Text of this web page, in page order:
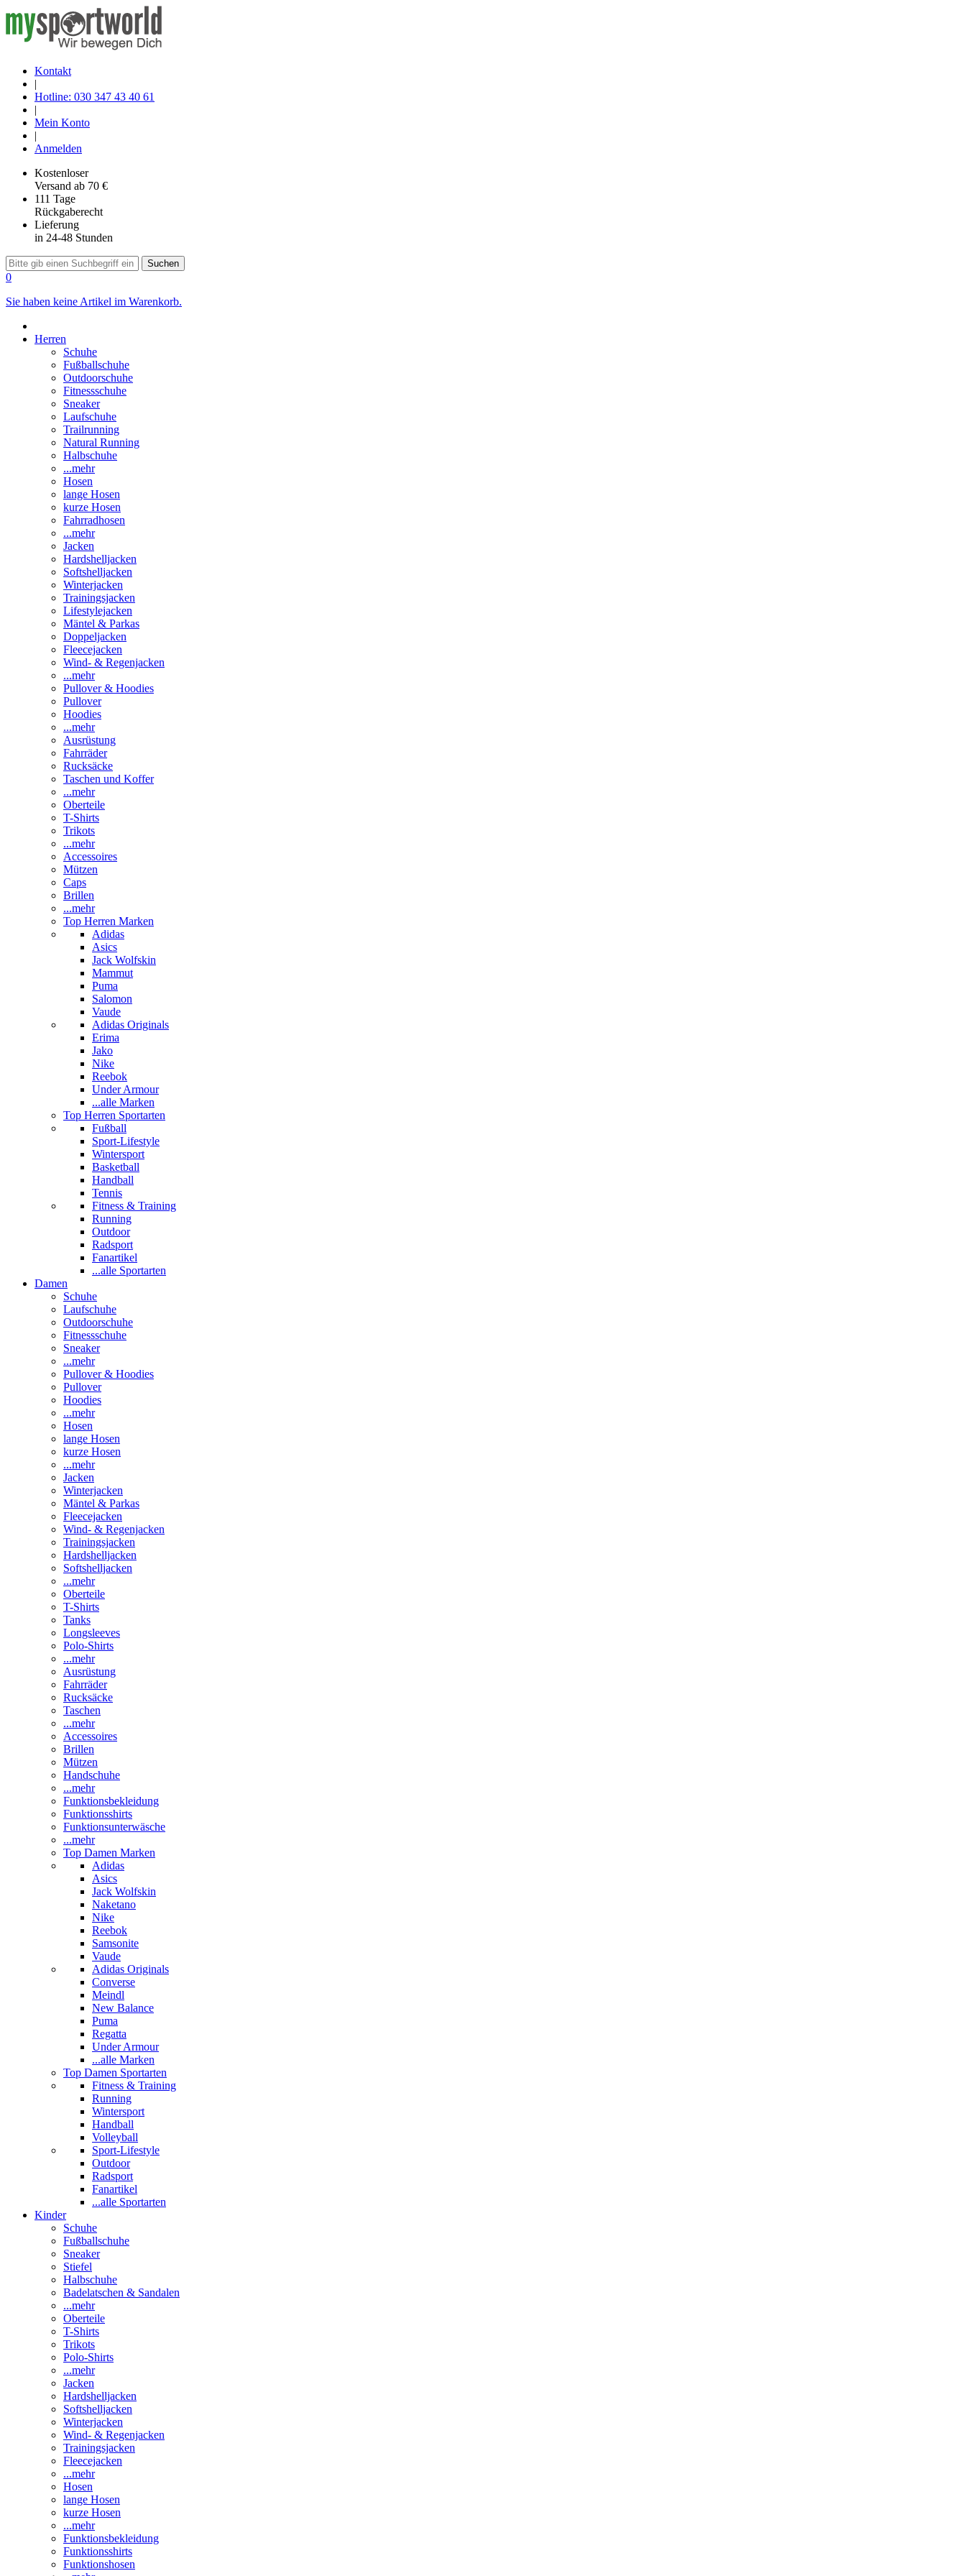
Kontakt
|
Hotline: 030 347 43 40 61
|
Mein Konto
|
Anmelden
Kostenloser
Versand ab 70 €
111 Tage
Rückgaberecht
Lieferung
in 24-48 Stunden
Suchen
0
Sie haben keine Artikel im Warenkorb.
Herren
Schuhe
Fußballschuhe
Outdoorschuhe
Fitnessschuhe
Sneaker
Laufschuhe
Trailrunning
Natural Running
Halbschuhe
...mehr
Hosen
lange Hosen
kurze Hosen
Fahrradhosen
...mehr
Jacken
Hardshelljacken
Softshelljacken
Winterjacken
Trainingsjacken
Lifestylejacken
Mäntel & Parkas
Doppeljacken
Fleecejacken
Wind- & Regenjacken
...mehr
Pullover & Hoodies
Pullover
Hoodies
...mehr
Ausrüstung
Fahrräder
Rucksäcke
Taschen und Koffer
...mehr
Oberteile
T-Shirts
Trikots
...mehr
Accessoires
Mützen
Caps
Brillen
...mehr
Top Herren Marken
Adidas
Asics
Jack Wolfskin
Mammut
Puma
Salomon
Vaude
Adidas Originals
Erima
Jako
Nike
Reebok
Under Armour
...alle Marken
Top Herren Sportarten
Fußball
Sport-Lifestyle
Wintersport
Basketball
Handball
Tennis
Fitness & Training
Running
Outdoor
Radsport
Fanartikel
...alle Sportarten
Damen
Schuhe
Laufschuhe
Outdoorschuhe
Fitnessschuhe
Sneaker
...mehr
Pullover & Hoodies
Pullover
Hoodies
...mehr
Hosen
lange Hosen
kurze Hosen
...mehr
Jacken
Winterjacken
Mäntel & Parkas
Fleecejacken
Wind- & Regenjacken
Trainingsjacken
Hardshelljacken
Softshelljacken
...mehr
Oberteile
T-Shirts
Tanks
Longsleeves
Polo-Shirts
...mehr
Ausrüstung
Fahrräder
Rucksäcke
Taschen
...mehr
Accessoires
Brillen
Mützen
Handschuhe
...mehr
Funktionsbekleidung
Funktionsshirts
Funktionsunterwäsche
...mehr
Top Damen Marken
Adidas
Asics
Jack Wolfskin
Naketano
Nike
Reebok
Samsonite
Vaude
Adidas Originals
Converse
Meindl
New Balance
Puma
Regatta
Under Armour
...alle Marken
Top Damen Sportarten
Fitness & Training
Running
Wintersport
Handball
Volleyball
Sport-Lifestyle
Outdoor
Radsport
Fanartikel
...alle Sportarten
Kinder
Schuhe
Fußballschuhe
Sneaker
Stiefel
Halbschuhe
Badelatschen & Sandalen
...mehr
Oberteile
T-Shirts
Trikots
Polo-Shirts
...mehr
Jacken
Hardshelljacken
Softshelljacken
Winterjacken
Wind- & Regenjacken
Trainingsjacken
Fleecejacken
...mehr
Hosen
lange Hosen
kurze Hosen
...mehr
Funktionsbekleidung
Funktionsshirts
Funktionshosen